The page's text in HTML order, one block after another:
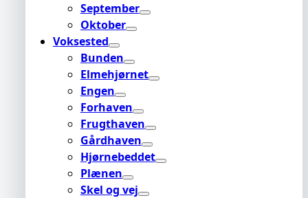
September
Oktober
Voksested
Bunden
Elmehjørnet
Engen
Forhaven
Frugthaven
Gårdhaven
Hjørnebeddet
Plænen
Skel og vej